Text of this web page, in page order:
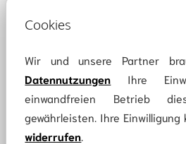
Tiergräber
Für die Bestattung Ihres
Haustieres bieten wir
Naturstein-Einfassungen
Cookies
Wir und unsere Partner
Datennutzungen Ihre
einwandfreien Betrieb
gewährleisten. Ihre
widerrufen